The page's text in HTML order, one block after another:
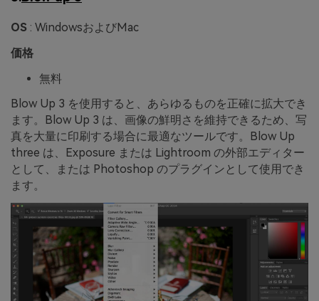
OS : WindowsおよびMac
価格
無料
Blow Up 3 を使用すると、あらゆるものを正確に拡大でき
ます。Blow Up 3 は、画像の鮮明さを維持できるため、写
真を大量に印刷する場合に最適なツールです。Blow Up
three は、Exposure または Lightroom の外部エディター
として、または Photoshop のプラグインとして使用でき
ます。